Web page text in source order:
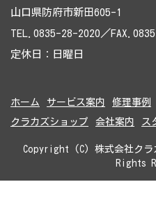
山口県防府市新田605-1
TEL.0835-28-2020／
定休日：日曜日
ホーム サービス案内 修理事例
クラカズショップ
会社案内 ス
Copyright (C) 株式会社クラ
Rights